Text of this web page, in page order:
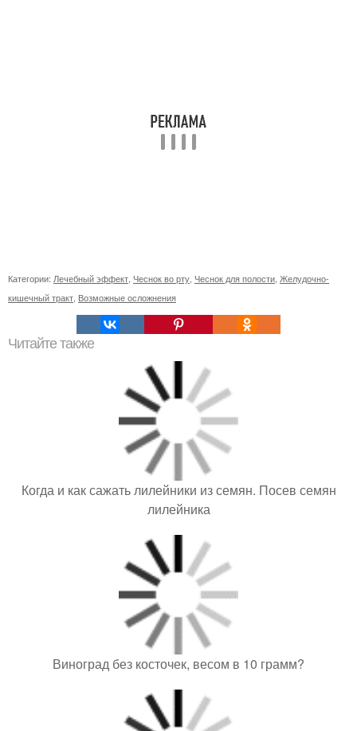
Категории: Лечебный эффект Чеснок во рту Чеснок для полости Желудочно-
кишечный тракт Возможные осложнения
Читайте также
Когда и как сажать лилейники из семян. Посев семян
лилейника
Виноград без косточек, весом в 10 грамм?